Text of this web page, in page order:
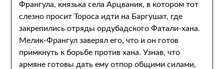
Франгула, князька села Арцваник, в котором тот
слезно просит Тороса идти на Баргушат, где
закрепились отряды ордубадского Фатали-хана.
Мелик-Франгул заверял его, что и он готов
примкнуть к борьбе против хана. Узнав, что
армяне готовы дать ему отпор общими силами,